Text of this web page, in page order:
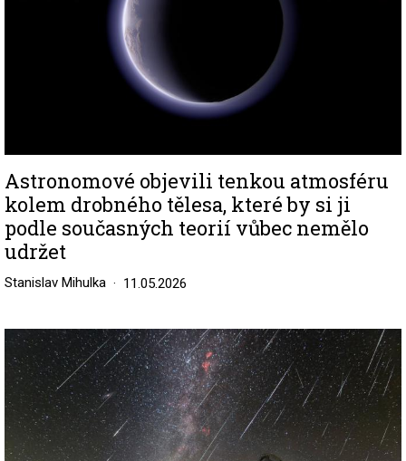
Astronomové objevili tenkou atmosféru
kolem drobného tělesa, které by si ji
podle současných teorií vůbec nemělo
udržet
Stanislav Mihulka 11.05.2026
Image